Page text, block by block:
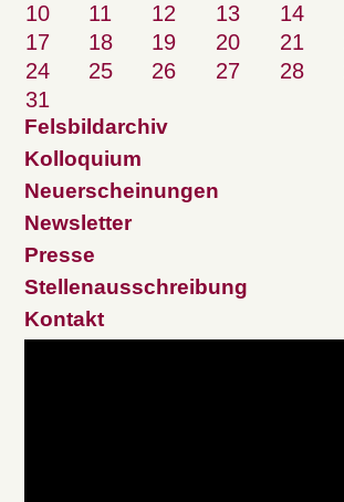
10
11 12 13 14
17
18 19 20 21
24
25 26 27 28
31
Felsbildarchiv
Kolloquium
Neuerscheinungen
Newsletter
Presse
Stellenausschreibung
Kontakt